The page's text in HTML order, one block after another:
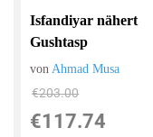
Isfandiyar nähert
Gushtasp
von Ahmad Musa
€203.00
€117.74